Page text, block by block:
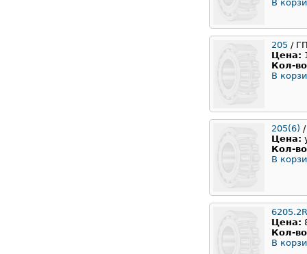
В
205 /
Цена:
Кол-
В
205(6)
Цена:
Кол-
В
Цена:
Кол-
В